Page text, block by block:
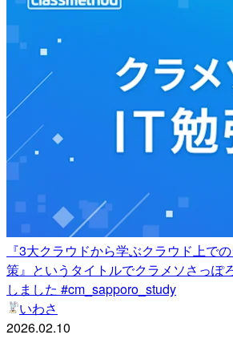
『3大クラウドから学ぶクラウド上で
策』というタイトルでクラメソさっぽ
しました #cm_sapporo_study
いわさ
2026.02.10